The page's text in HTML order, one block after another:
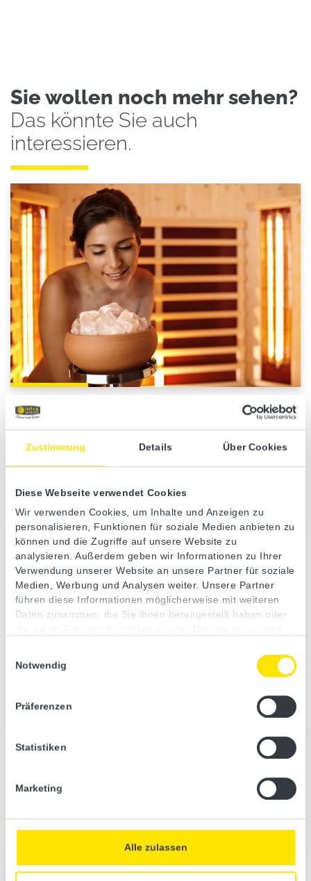
Zustimmung Details Über Cookies
Diese Webseite verwendet Cookies
Wir verwenden Cookies, um Inhalte und Anzeigen zu
personalisieren, Funktionen für soziale Medien anbieten zu
können und die Zugriffe auf unsere Website zu
analysieren. Außerdem geben wir Informationen zu Ihrer
Verwendung unserer Website an unsere Partner für soziale
Medien, Werbung und Analysen weiter. Unsere Partner
führen diese Informationen möglicherweise mit weiteren
Daten zusammen, die Sie ihnen bereitgestellt haben oder
Notwendig
Präferenzen
Statistiken
Marketing
Alle zulassen
Sie wollen noch mehr sehen?
Das könnte Sie auch
interessieren.
Einzigartig: die Sole-Therme
letzten Strandurlaub. Sie kann auch vor Erkältungen schützen und
das Hautbild verbessern.
Zum Sole-Therme Salzverdampfer
Was ist Infrarotstrahlung? Welche Infrarotstrahler-Arten gibt es? Hier
bieten wir Ihnen einen guten Überblick.
Zu den Infrarotstrahler Arten